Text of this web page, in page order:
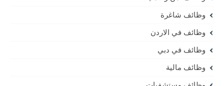
وظائف شاغرة
وظائف في الاردن
وظائف في دبي
وظائف مالية